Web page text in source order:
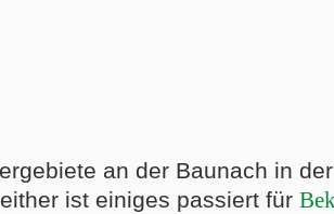
an der Baunach in
ist einiges passiert für